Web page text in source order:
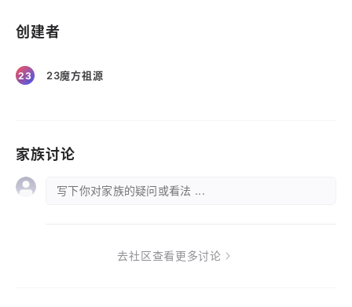
创建者
23 23魔方祖源
家族讨论
写下你对家族的疑问或看法 ...
去社区查看更多讨论